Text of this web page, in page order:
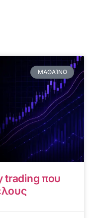
ΜΑΘΑΊΝΩ
trading που